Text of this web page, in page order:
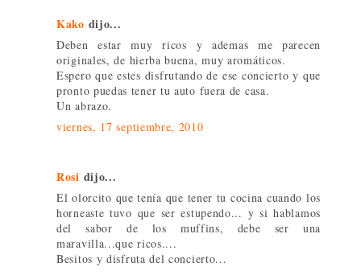
Kako dijo...
Deben estar muy ricos y ademas me parecen
originales, de hierba buena, muy aromáticos.
Espero que estes disfrutando de ese concierto y que
pronto puedas tener tu auto fuera de casa.
Un abrazo.
viernes, 17 septiembre, 2010
Rosi dijo...
El olorcito que tenía que tener tu cocina cuando los
horneaste tuvo que ser estupendo... y si hablamos
del sabor de los muffins, debe ser una
maravilla...que ricos....
Besitos y disfruta del concierto...